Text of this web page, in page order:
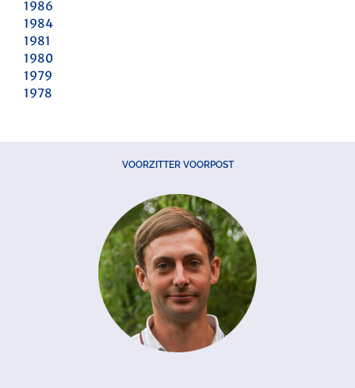
1986
1984
1981
1980
1979
1978
VOORZITTER VOORPOST